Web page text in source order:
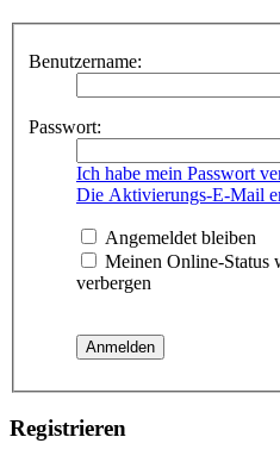
Benutzername:
Passwort:
Ich habe mein Passwort
Die Aktivierungs-E-Mail
Angemeldet bleiben
Meinen Online-Status
verbergen
Registrieren